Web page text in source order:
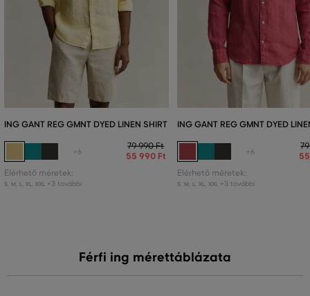
ING GANT REG GMNT DYED LINEN SHIRT
+6
79 990 Ft
55 990 Ft
Elérhető méretek:
S M L XL XXL +3 további
ING GANT REG GMNT DYED
+6
Elérhető méretek:
S M L XL XXL +3 további
Férfi ing mérettáblázata